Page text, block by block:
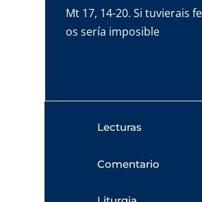
Mt 17, 14-20. Si tuvierais
os sería imposible
Lecturas
Comentario